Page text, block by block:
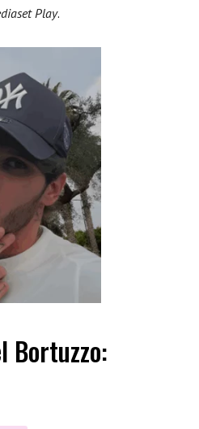
Play.
Bortuzzo: